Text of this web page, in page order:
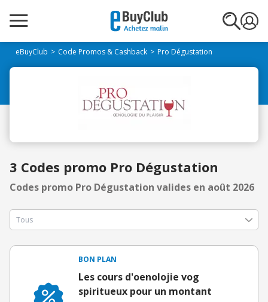
eBuyClub Code Promos & Cashback Pro Dégustation
3 Codes promo Pro Dégustation
Codes promo Pro Dégustation valides en août 2026
BON PLAN
Les cours d'oenolojie vog
spiritueux pour un montant